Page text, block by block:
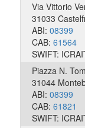
Via Vittorio
31033
ABI: 08399
CAB: 61564
SWIFT:
Piazza N.
31044
ABI: 08399
CAB: 61821
SWIFT: